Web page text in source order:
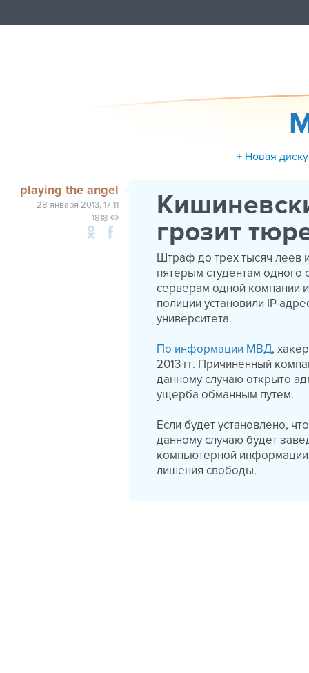
+ Новая
playing the angel
28 января 2013, 17:11
1818
грозит
Штраф до трех тысяч леев
пятерым студентам одного
серверам одной компании
полиции установили IP-
университета.
По информации МВД,
2013 гг. Причиненный
данному случаю открыто
ущерба обманным путем.
Если будет установлено,
данному случаю будет
компьютерной
лишения свободы.